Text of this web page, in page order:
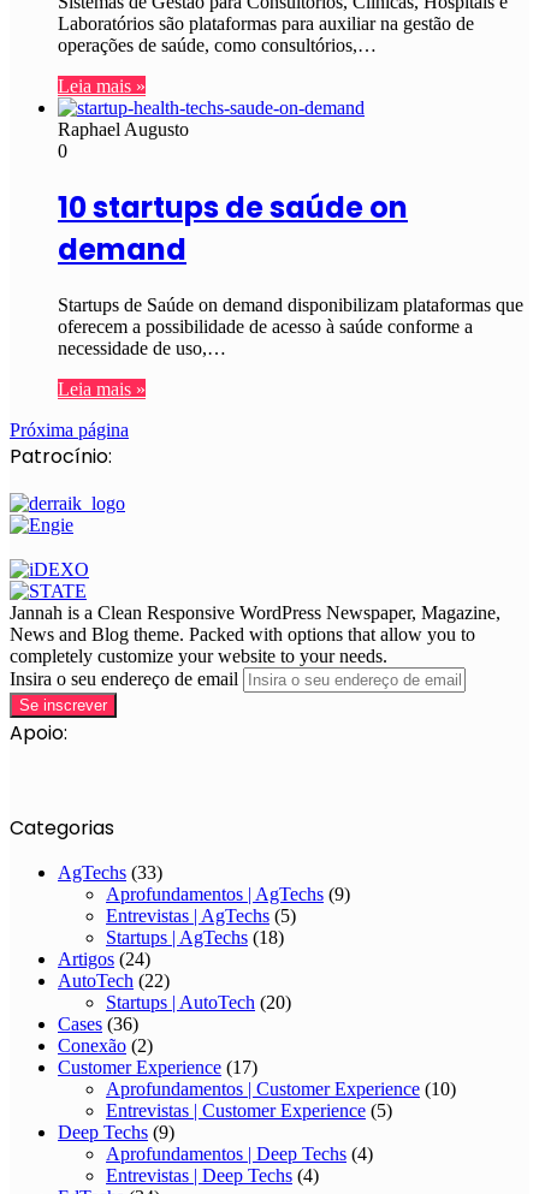
Laboratórios são plataformas para auxiliar na gestão de
operações de saúde, como consultórios,…
Leia mais »
Raphael Augusto
0
10 startups de saúde on
demand
Startups de Saúde on demand disponibilizam plataformas que
oferecem a possibilidade de acesso à saúde conforme a
necessidade de uso,…
Leia mais »
Próxima página
Patrocínio:
Jannah is a Clean Responsive WordPress Newspaper, Magazine,
News and Blog theme. Packed with options that allow you to
completely customize your website to your needs.
Insira o seu endereço de email
Apoio:
Categorias
AgTechs (33)
Aprofundamentos | AgTechs (9)
Entrevistas | AgTechs (5)
Startups | AgTechs (18)
Artigos (24)
AutoTech (22)
Startups | AutoTech (20)
Cases (36)
Conexão (2)
Customer Experience (17)
Aprofundamentos | Customer Experience (10)
Entrevistas | Customer Experience (5)
Deep Techs (9)
Aprofundamentos | Deep Techs (4)
Entrevistas | Deep Techs (4)